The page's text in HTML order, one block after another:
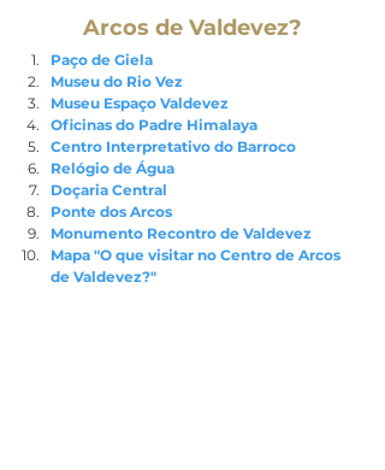
Arcos de Valdevez?
Paço de Giela
Museu do Rio Vez
Museu Espaço Valdevez
Oficinas do Padre Himalaya
Centro Interpretativo do Barroco
Relógio de Água
Doçaria Central
Ponte dos Arcos
Monumento Recontro de Valdevez
Mapa "O que visitar no Centro de Arcos
de Valdevez?"